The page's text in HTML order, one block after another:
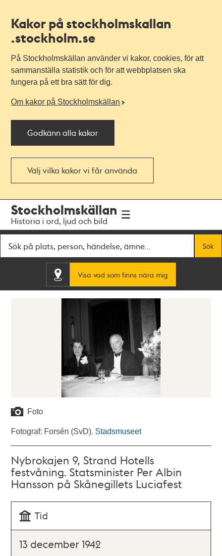
Kakor på stockholmskallan
.stockholm.se
På Stockholmskällan använder vi kakor, cookies, för att
sammanställa statistik och för att webbplatsen ska
fungera på ett bra sätt för dig.
Om kakor på Stockholmskällan
Godkänn alla kakor
Välj vilka kakor vi får använda
navigationen
huvudinnehållet
Stockholmskällan
Historia i ord, ljud och bild
Sök
Visa vad som finns nära mig
Foto
Fotograf: Forsén (SvD). Stadsmuseet
Nybrokajen 9, Strand Hotells
festvåning. Statsminister Per Albin
Hansson på Skånegillets Luciafest
Tid
13 december 1942